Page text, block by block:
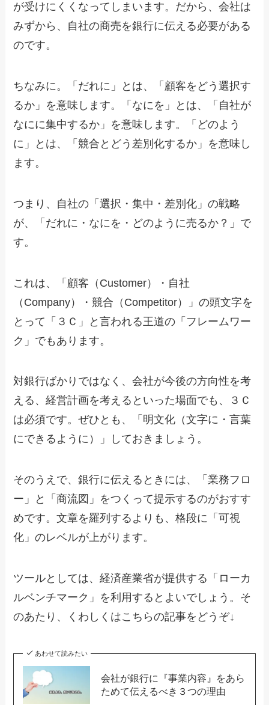
が受けにくくなってしまいます。だから、会社は
みずから、自社の商売を銀行に伝える必要がある
のです。
ちなみに。「だれに」とは、「顧客をどう選択す
るか」を意味します。「なにを」とは、「自社が
なにに集中するか」を意味します。「どのよう
に」とは、「競合とどう差別化するか」を意味し
ます。
つまり、自社の「選択・集中・差別化」の戦略
が、「だれに・なにを・どのように売るか？」で
す。
これは、「顧客（Customer）・自社
（Company）・競合（Competitor）」の頭文字を
とって「３Ｃ」と言われる王道の「フレームワー
ク」でもあります。
対銀行ばかりではなく、会社が今後の方向性を考
える、経営計画を考えるといった場面でも、３Ｃ
は必須です。ぜひとも、「明文化（文字に・言葉
にできるように）」しておきましょう。
そのうえで、銀行に伝えるときには、「業務フロ
ー」と「商流図」をつくって提示するのがおすす
めです。文章を羅列するよりも、格段に「可視
化」のレベルが上がります。
ツールとしては、経済産業省が提供する「ローカ
ルベンチマーク」を利用するとよいでしょう。そ
のあたり、くわしくはこちらの記事をどうぞ↓
あわせて読みたい
会社が銀行に『事業内容』をあら
ためて伝えるべき３つの理由